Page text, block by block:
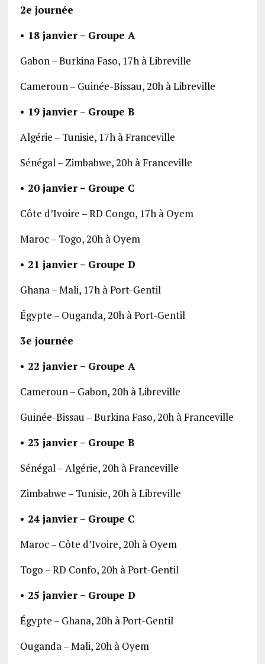
2e journée
• 18 janvier – Groupe A
Gabon – Burkina Faso, 17h à Libreville
Cameroun – Guinée-Bissau, 20h à Libreville
• 19 janvier – Groupe B
Algérie – Tunisie, 17h à Franceville
Sénégal – Zimbabwe, 20h à Franceville
• 20 janvier – Groupe C
Côte d’Ivoire – RD Congo, 17h à Oyem
Maroc – Togo, 20h à Oyem
• 21 janvier – Groupe D
Ghana – Mali, 17h à Port-Gentil
Égypte – Ouganda, 20h à Port-Gentil
3e journée
• 22 janvier – Groupe A
Cameroun – Gabon, 20h à Libreville
Guinée-Bissau – Burkina Faso, 20h à Franceville
• 23 janvier – Groupe B
Sénégal – Algérie, 20h à Franceville
Zimbabwe – Tunisie, 20h à Libreville
• 24 janvier – Groupe C
Maroc – Côte d’Ivoire, 20h à Oyem
Togo – RD Confo, 20h à Port-Gentil
• 25 janvier – Groupe D
Égypte – Ghana, 20h à Port-Gentil
Ouganda – Mali, 20h à Oyem